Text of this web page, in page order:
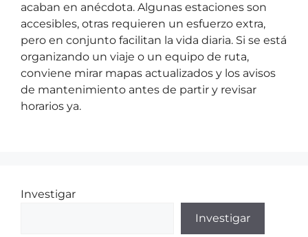
acaban en anécdota. Algunas estaciones son
accesibles, otras requieren un esfuerzo extra,
pero en conjunto facilitan la vida diaria. Si se está
organizando un viaje o un equipo de ruta,
conviene mirar mapas actualizados y los avisos
de mantenimiento antes de partir y revisar
horarios ya.
Investigar
Investigar